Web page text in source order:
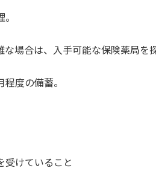
場合は、入手可能な保険薬局
度の備蓄。
受けていること